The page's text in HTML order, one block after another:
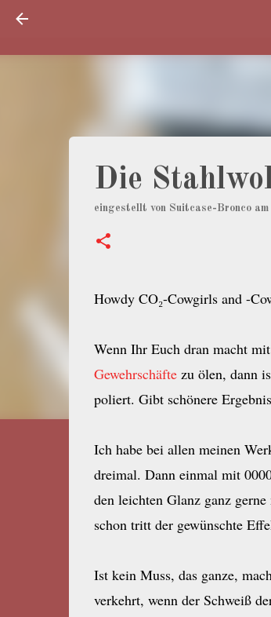
Die
eingestellt von Suitcase-Bronco am
Howdy CO₂-Cowgirls and -
Wenn Ihr Euch dran macht
Gewehrschäftezu ölen, dann
poliert. Gibt schönere
Ich habe bei allen meinen
dreimal. Dann einmal mit
den leichten Glanz ganz
schon tritt der gewünschte
Ist kein Muss, das ganze,
verkehrt, wenn der Schweiß